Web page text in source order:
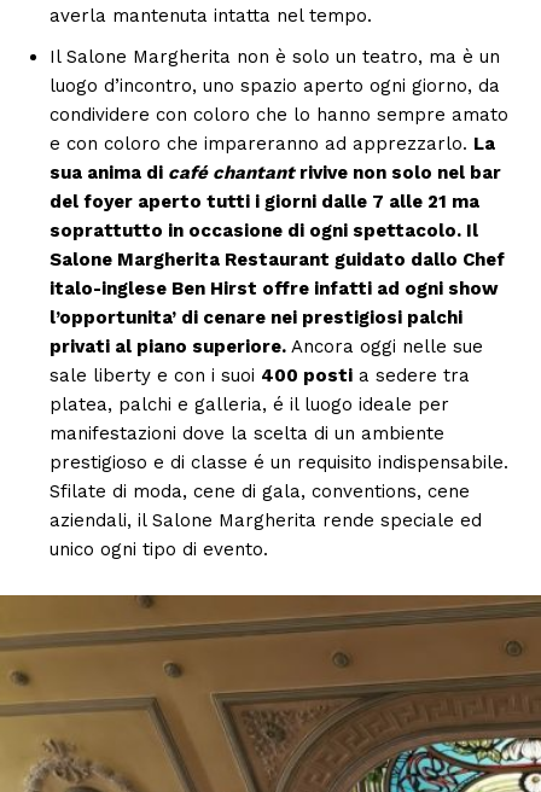
averla mantenuta intatta nel tempo.
Il Salone Margherita non è solo un teatro, ma è un
luogo d’incontro, uno spazio aperto ogni giorno, da
condividere con coloro che lo hanno sempre amato
e con coloro che impareranno ad apprezzarlo. La
sua anima di café chantant rivive non solo nel bar
del foyer aperto tutti i giorni dalle 7 alle 21 ma
soprattutto in occasione di ogni spettacolo. Il
Salone Margherita Restaurant guidato dallo Chef
italo-inglese Ben Hirst offre infatti ad ogni show
l’opportunita’ di cenare nei prestigiosi palchi
privati al piano superiore. Ancora oggi nelle sue
sale liberty e con i suoi 400 posti a sedere tra
platea, palchi e galleria, é il luogo ideale per
manifestazioni dove la scelta di un ambiente
prestigioso e di classe é un requisito indispensabile.
Sfilate di moda, cene di gala, conventions, cene
aziendali, il Salone Margherita rende speciale ed
unico ogni tipo di evento.